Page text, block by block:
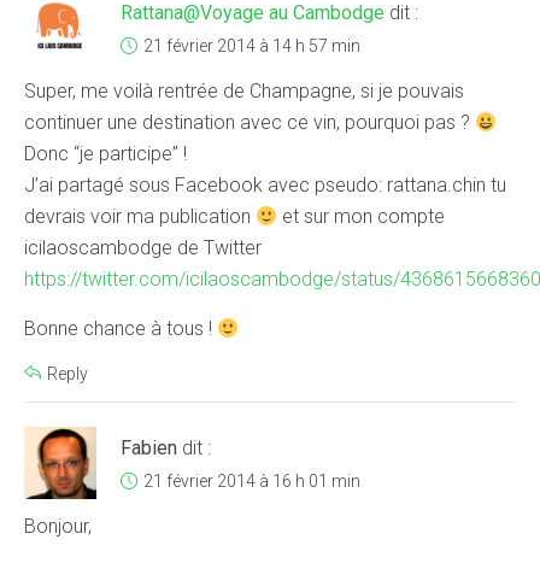
Rattana@Voyage au Cambodge dit :
21 février 2014 à 14 h 57 min
Super, me voilà rentrée de Champagne, si je pouvais
continuer une destination avec ce vin, pourquoi pas ?
Donc “je participe” !
J’ai partagé sous Facebook avec pseudo: rattana.chin tu
devrais voir ma publication
et sur mon compte
icilaoscambodge de Twitter
https://twitter.com/icilaoscambodge/status/
Bonne chance à tous !
Reply
Fabien dit :
21 février 2014 à 16 h 01 min
Bonjour,